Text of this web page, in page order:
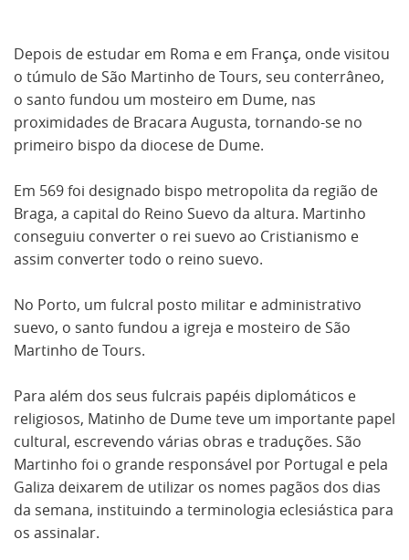
Depois de estudar em Roma e em França, onde visitou
o túmulo de São Martinho de Tours, seu conterrâneo,
o santo fundou um mosteiro em Dume, nas
proximidades de Bracara Augusta, tornando-se no
primeiro bispo da diocese de Dume.
Em 569 foi designado bispo metropolita da região de
Braga, a capital do Reino Suevo da altura. Martinho
conseguiu converter o rei suevo ao Cristianismo e
assim converter todo o reino suevo.
No Porto, um fulcral posto militar e administrativo
suevo, o santo fundou a igreja e mosteiro de São
Martinho de Tours.
Para além dos seus fulcrais papéis diplomáticos e
religiosos, Matinho de Dume teve um importante papel
cultural, escrevendo várias obras e traduções. São
Martinho foi o grande responsável por Portugal e pela
Galiza deixarem de utilizar os nomes pagãos dos dias
da semana, instituindo a terminologia eclesiástica para
os assinalar.